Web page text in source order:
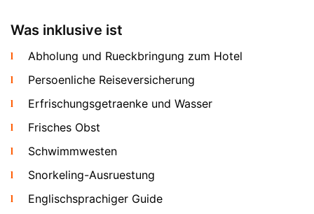
Das Boot wird mit vollstaendiger Charter-Crew
und ein englischsprachiger Guide sind im Preis
inbegriffen. Hotelabholung per Minivan,
ebenfalls ohne Aufpreis inklusive.
Was inklusive ist
Abholung und Rueckbringung zum Hotel
Persoenliche Reiseversicherung
Erfrischungsgetraenke und Wasser
Frisches Obst
Schwimmwesten
Snorkeling-Ausruestung
Englischsprachiger Guide